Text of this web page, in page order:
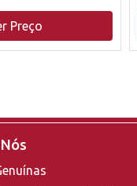
Preço